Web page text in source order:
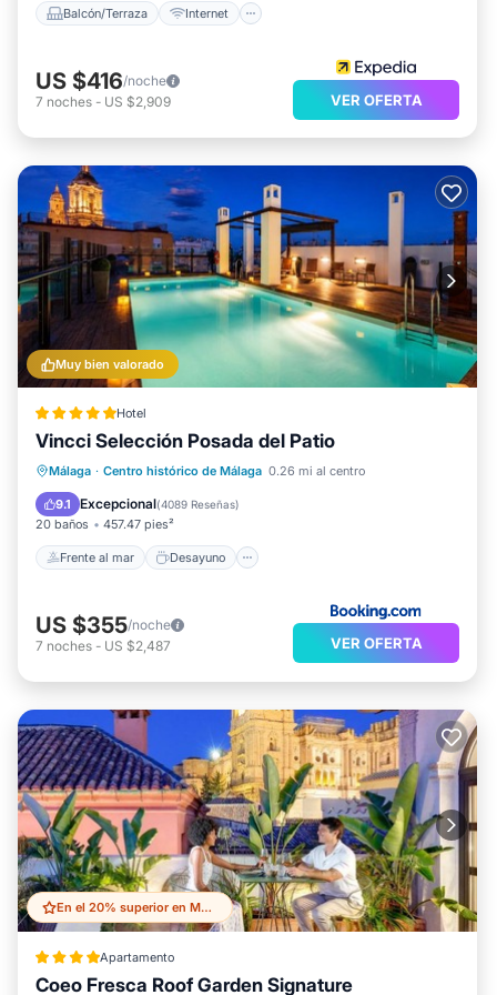
Balcón/Terraza Internet
US $416/noche
7 noches - US $2,909 VER OFERTA
Muy bien valorado
Hotel
Vincci Selección Posada del Patio
Málaga · Centro histórico de Málaga 0.26 mi al centro
9.1 Excepcional(4089 Reseñas)
20 baños 457.47 pies²
Frente al mar Desayuno
Frente al mar
Desayuno
Estación de carga para vehículos eléctricos
Aparcamiento
US $355/noche
7 noches - US $2,487 VER OFERTA
En el 20% superior en Malaga Historic Centre
Apartamento
Coeo Fresca Roof Garden Signature